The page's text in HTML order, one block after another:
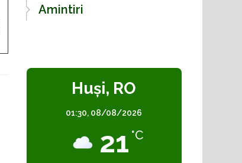
Amintiri
Huşi, RO
01:30, 08/08/2026
21 °C